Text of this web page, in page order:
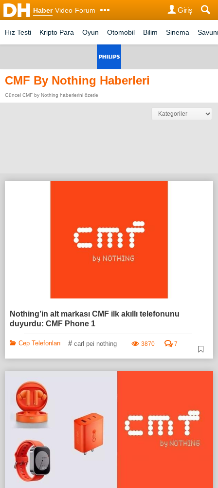
Haber Video Forum Giriş
Hız Testi Kripto Para Oyun Otomobil Bilim Sinema
CMF By Nothing Haberleri
Güncel CMF by Nothing haberlerini özetle
Nothing’in alt markası CMF ilk akıllı telefonunu
duyurdu: CMF Phone 1
Cep Telefonları # carl pei nothing 3870 7